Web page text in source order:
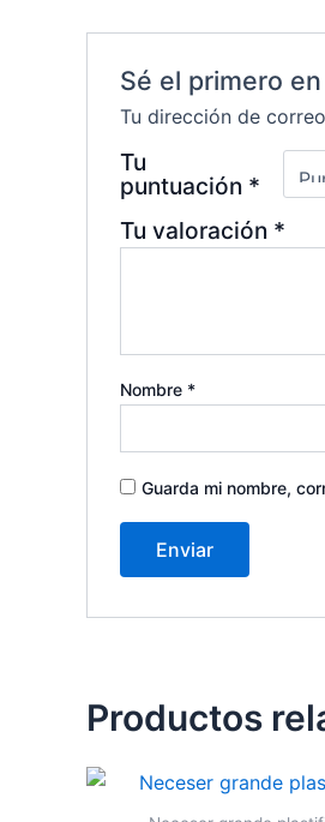
Sé el primero
Tu dirección de
Tu
puntuación *
Tu valoración *
Nombre *
Guarda mi nombre,
Productos